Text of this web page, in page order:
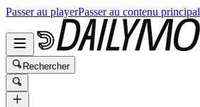
Passer au playerPasser au contenu principal
Rechercher